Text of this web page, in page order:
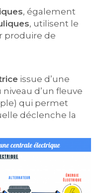
, également
, utilisent le
produire de
issue d’une
d’un fleuve
qui permet
déclenche la